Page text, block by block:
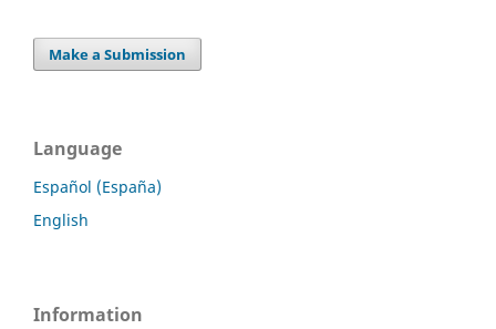
Make a Submission
Language
Español (España)
English
Information